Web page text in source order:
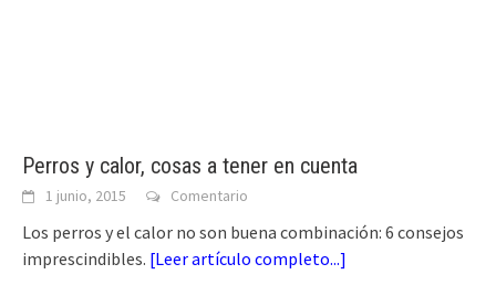
Perros y calor, cosas a tener en cuenta
1 junio, 2015 Comentario
Los perros y el calor no son buena combinación: 6 consejos
imprescindibles. [Leer artículo completo...]